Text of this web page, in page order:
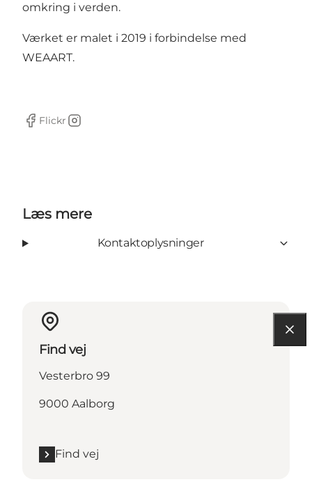
omkring i verden.
Værket er malet i 2019 i forbindelse med
WEAART.
Facebook
Flickr
Instagram
Læs mere
Kontaktoplysninger
Find vej
Vesterbro 99
9000 Aalborg
Find vej